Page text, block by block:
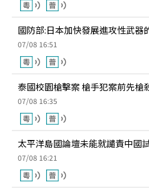
國防部:日本加快發展進攻性武器
07/08 16:51
泰國校園槍擊案 槍手犯案前先槍
07/08 16:35
太平洋島國論壇未能就譴責中國
07/08 16:21